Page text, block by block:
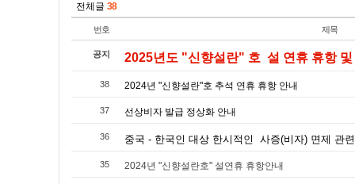
전체글 38
번호 제목
공지 2025년도 "신향설란" 호 설 연휴 휴항 및
38 2024년 "신향설란"호 추석 연휴 휴항 안내
37 선상비자 발급 정상화 안내
36 중국 - 한국인 대상 한시적인 사증(비자) 면제 관
35 2024년 "신향설란호" 설연휴 휴항안내